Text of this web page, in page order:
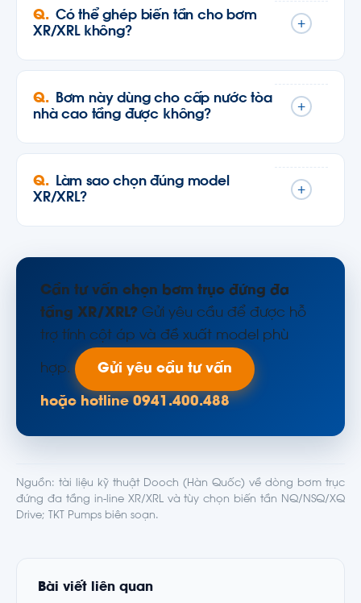
Có thể ghép biến tần cho bơm
XR/XRL không?
+
Bơm này dùng cho cấp nước tòa
nhà cao tầng được không?
+
Làm sao chọn đúng model
XR/XRL?
+
Cần tư vấn chọn bơm trục đứng đa
tầng XR/XRL? Gửi yêu cầu để được hỗ
trợ tính cột áp và đề xuất model phù
hợp. Gửi yêu cầu tư vấn
hoặc hotline 0941.400.488
Nguồn: tài liệu kỹ thuật Dooch (Hàn Quốc) về dòng bơm trục
đứng đa tầng in-line XR/XRL và tùy chọn biến tần NQ/NSQ/XQ
Drive; TKT Pumps biên soạn.
Bài viết liên quan